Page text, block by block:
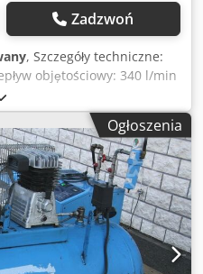
Zadzwoń
, Szczegóły techniczne:
objętościowy: 340 l/min
Liczba cylindrów: 2 szt.
na moc: 2,0
Nzycefx Acnjkr
powietrza Sprężarka: - Moc
1450rpm, ciśnienie 10bar,
ciśnieniowy: - Marka
do +50°C, pojemność 350
filtracji: - Marka Kaeser,
otoczenia -10°C do
Ogłoszenia